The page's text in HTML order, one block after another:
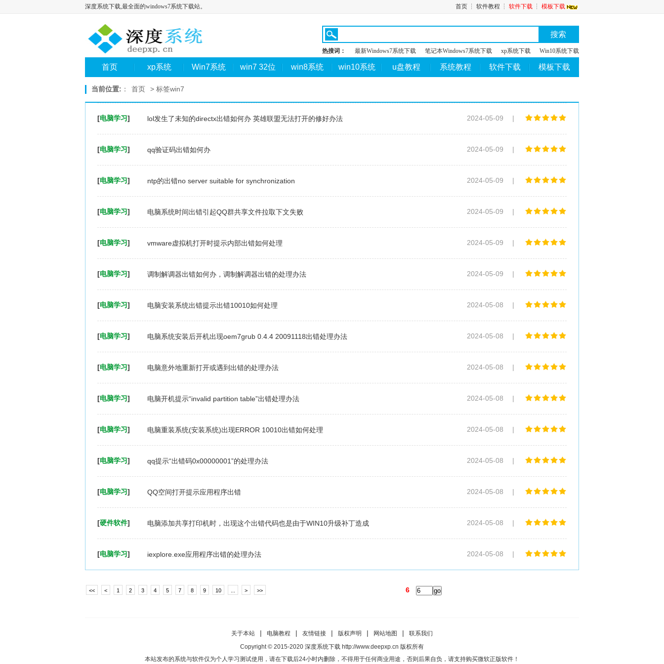
深度系统下载,最全面的windows7系统下载站。 首页 ┆ 软件教程 ┆ 软件下载 ┆ 模板下载
搜索
热搜词： 最新Windows7系统下载 笔记本Windows7系统下载 xp系统下载 Win10系统下载
首页 xp系统 Win7系统 win7 32位 win8系统 win10系统 u盘教程 系统教程 软件下载 模板下载
当前位置: ： 首页 > 标签win7
[电脑学习] lol发生了未知的directx出错如何办 英雄联盟无法打开的修好办法 |
2024-05-09
[电脑学习] qq验证码出错如何办 |
2024-05-09
[电脑学习] ntp的出错no server suitable for synchronization |
2024-05-09
[电脑学习] 电脑系统时间出错引起QQ群共享文件拉取下文失败 |
2024-05-09
[电脑学习] vmware虚拟机打开时提示内部出错如何处理 |
2024-05-09
[电脑学习] 调制解调器出错如何办，调制解调器出错的处理办法 |
2024-05-09
[电脑学习] 电脑安装系统出错提示出错10010如何处理 |
2024-05-08
[电脑学习] 电脑系统安装后开机出现oem7grub 0.4.4 20091118出错处理办法 |
2024-05-08
[电脑学习] 电脑意外地重新打开或遇到出错的处理办法 |
2024-05-08
[电脑学习] 电脑开机提示“invalid partition table”出错处理办法 |
2024-05-08
[电脑学习] 电脑重装系统(安装系统)出现ERROR 10010出错如何处理 |
2024-05-08
[电脑学习] qq提示“出错码0x00000001”的处理办法 |
2024-05-08
[电脑学习] QQ空间打开提示应用程序出错 |
2024-05-08
[硬件软件] 电脑添加共享打印机时，出现这个出错代码也是由于WIN10升级补丁造成 |
2024-05-08
[电脑学习] iexplore.exe应用程序出错的处理办法 |
2024-05-08
<< < 1 2 3 4 5 6
7 8 9 10 > >>
关于本站 | 电脑教程 | 友情链接 | 版权声明 | 网站地图 |
联系我们
Copyright © 2015-2020 深度系统下载 http://www.deepxp.cn 版权所有
本站发布的系统与软件仅为个人学习测试使用，请在下载后24小时内删除，不得用于任何商业用途，否则后果自负，请支持购买微软正版软件！